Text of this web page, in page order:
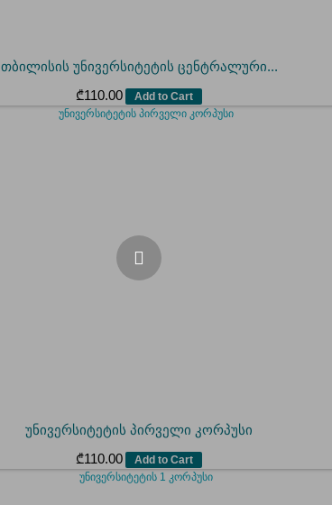
თბილისის უნივერსიტეტის ცენტრალური...
₾110.00 Add to Cart
უნივერსიტეტის პირველი კორპუსი
₾110.00 Add to Cart